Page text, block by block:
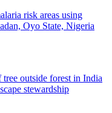
risk areas using
Oyo State, Nigeria
outside forest in India
stewardship